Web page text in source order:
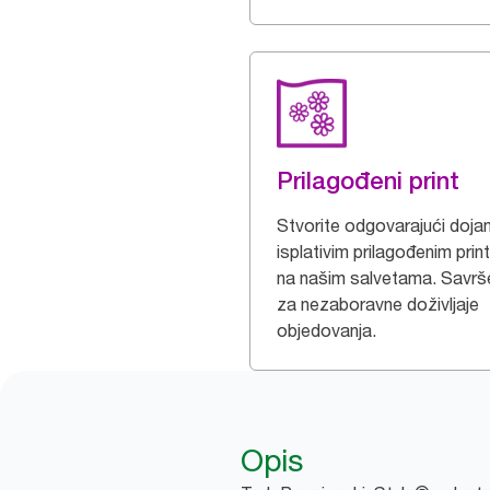
Prilagođeni print
Stvorite odgovarajući
isplativim prilagođenim
na našim salvetama.
za nezaboravne doživljaje
objedovanja.
Opis